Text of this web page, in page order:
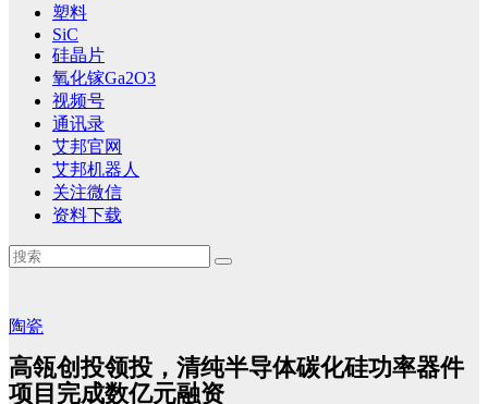
塑料
SiC
硅晶片
氧化镓Ga2O3
视频号
通讯录
艾邦官网
艾邦机器人
关注微信
资料下载
陶瓷
高瓴创投领投，清纯半导体碳化硅功率器件
项目完成数亿元融资